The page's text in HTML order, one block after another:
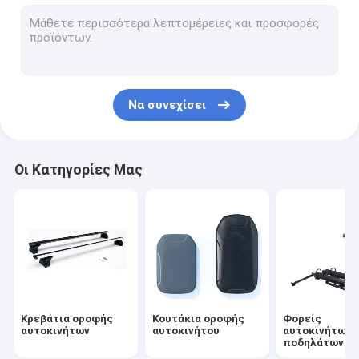
Καμπινγκ αυτοκινήτου
Άλλα αξεσουάρ
Να συνεχίσει
Οι Κατηγορίες Μας
Κρεβάτια οροφής
αυτοκινήτων
Κουτάκια οροφής
αυτοκινήτου
Φορείς
αυτοκινήτων
ποδηλάτων